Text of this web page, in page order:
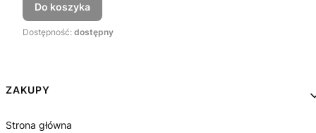
Do koszyka
Dostępność: dostępny
Linki w stopce
ZAKUPY
Strona główna